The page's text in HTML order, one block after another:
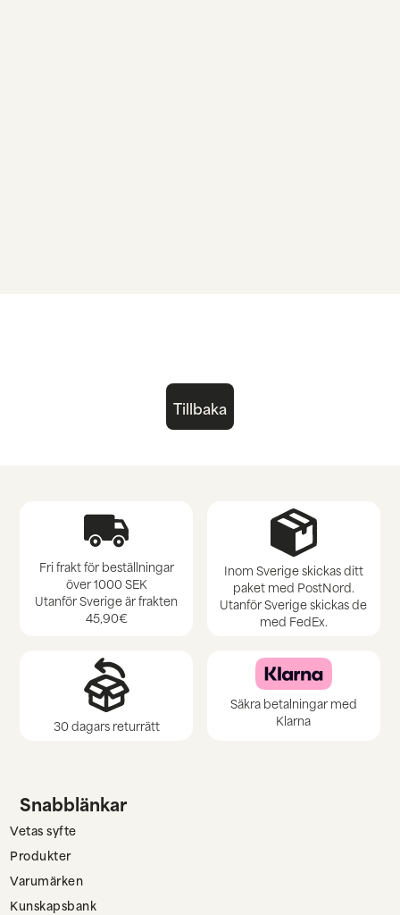
Tillbaka
Fri frakt för beställningar
över 1000 SEK
Utanför Sverige är frakten
45,90€
Inom Sverige skickas ditt
paket med PostNord.
Utanför Sverige skickas de
med FedEx.
30 dagars returrätt
Säkra betalningar med
Klarna
Snabblänkar
Vetas syfte
Produkter
Varumärken
Kunskapsbank